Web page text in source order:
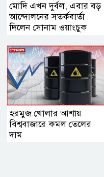
মোদি এখন দুর্বল, এবার বড়
আন্দোলনের সতর্কবার্তা
দিলেন সোনাম ওয়াংচুক
হরমুজ খোলার আশায়
বিশ্ববাজারে কমল তেলের
দাম